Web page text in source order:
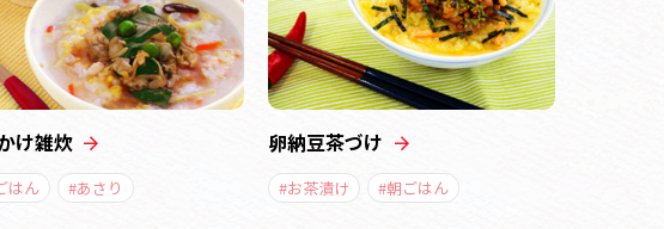
け雑炊
はん #あさり
卵納豆茶づけ
#お茶漬け #朝ごはん